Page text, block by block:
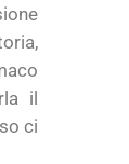
il
ci